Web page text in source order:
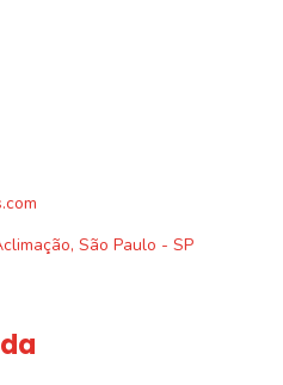
São Paulo - SP